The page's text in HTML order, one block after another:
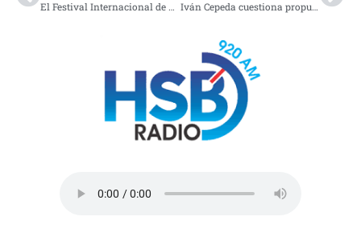
El Festival Internacional de Cine en las Montañas cerró su edición 2026 consolidando al Quindío como escenario del cine independiente Iván Cepeda cuestiona propuesta de seguridad de Abelardo De La Espriella y reitera llamado a la desobediencia civil